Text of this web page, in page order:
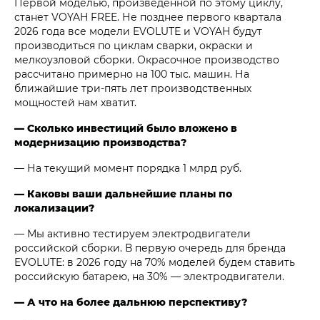
Первой моделью, произведенной по этому циклу,
станет VOYAH FREE. Не позднее первого квартала
2026 года все модели EVOLUTE и VOYAH будут
производиться по циклам сварки, окраски и
мелкоузловой сборки. Окрасочное производство
рассчитано примерно на 100 тыс. машин. На
ближайшие три-пять лет производственных
мощностей нам хватит.
— Сколько инвестиций было вложено в
модернизацию производства?
— На текущий момент порядка 1 млрд руб.
— Каковы ваши дальнейшие планы по
локализации?
— Мы активно тестируем электродвигатели
российской сборки. В первую очередь для бренда
EVOLUTE: в 2026 году на 70% моделей будем ставить
российскую батарею, на 30% — электродвигатели.
— А что на более дальнюю перспективу?